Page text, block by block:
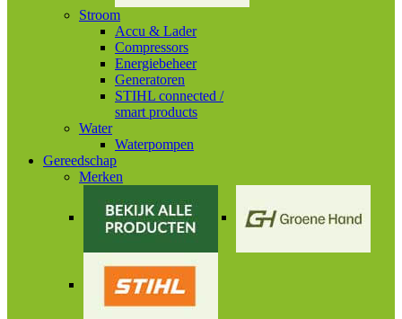
Stroom
Accu & Lader
Compressors
Energiebeheer
Generatoren
STIHL connected /
smart products
Water
Waterpompen
Gereedschap
Merken